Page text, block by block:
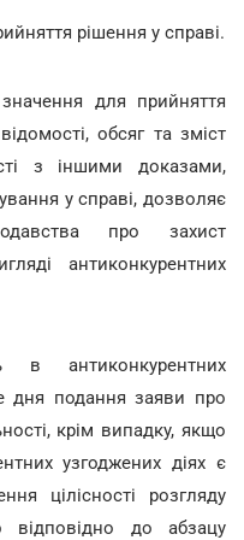
рішення у справі.
для прийняття
обсяг та зміст
з іншими доказами,
у справі, дозволяє
про захист
антиконкурентних
антиконкурентних
дня подання заяви про
крім випадку, якщо
узгоджених діях є
цілісності розгляду
відповідно до абзацу